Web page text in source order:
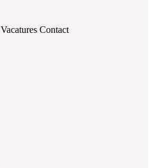
Vacatures Contact